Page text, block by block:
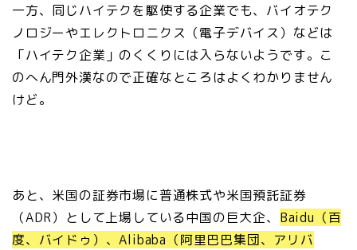
一方、同じハイテクを駆使する企業でも、バイオテク
ノロジーやエレクトロニクス（電子デバイス）などは
「ハイテク企業」のくくりには入らないようです。こ
のへん門外漢なので正確なところはよくわかりません
けど。
あと、米国の証券市場に普通株式や米国預託証券
（ADR）として上場している中国の巨大企、 Baidu（百
度、バイドゥ）、Alibaba（阿里巴巴集団、アリバ